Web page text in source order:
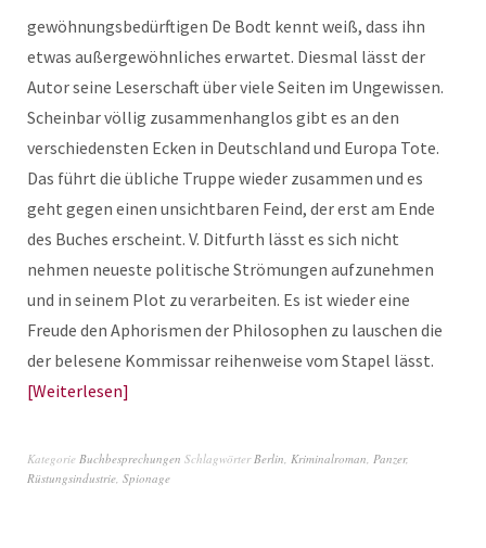
gewöhnungsbedürftigen De Bodt kennt weiß, dass ihn
etwas außergewöhnliches erwartet. Diesmal lässt der
Autor seine Leserschaft über viele Seiten im Ungewissen.
Scheinbar völlig zusammenhanglos gibt es an den
verschiedensten Ecken in Deutschland und Europa Tote.
Das führt die übliche Truppe wieder zusammen und es
geht gegen einen unsichtbaren Feind, der erst am Ende
des Buches erscheint. V. Ditfurth lässt es sich nicht
nehmen neueste politische Strömungen aufzunehmen
und in seinem Plot zu verarbeiten. Es ist wieder eine
Freude den Aphorismen der Philosophen zu lauschen die
der belesene Kommissar reihenweise vom Stapel lässt.
Weiterlesen
Kategorie Buchbesprechungen SchlagwörterBerlin, Kriminalroman, Panzer,
Rüstungsindustrie, Spionage